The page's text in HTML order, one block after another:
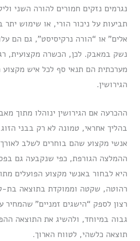
נגרמים נזקים חמורים להורה השני
תביעות על ניכור הורי, או שימוש יתר
אלים” או “הורה נרקיסיסט”, גם הם
נשק במאבק. לכן, הכשרה מקצועית,
מערכתית הם תנאי סף לכל איש
הגירושין.
ההכרעה אם הגירושין ינוהלו מתוך
בהליך אחראי, טמונה לא רק בבני
אנשי מקצוע שהם בוחרים לשלב לאורך
ההמלצה הגורפת, כפי שנקבעה גם
היא לבחור באנשי מקצוע הפועלים
רהוטה, שקטה וממוקדת בתוצאה בת-
רצון לספק “הישגים זמניים” שהמחיר
גבוה במיוחד, ולהשיג את התוצאה
תוצאה כלשהי, לטווח הארוך.